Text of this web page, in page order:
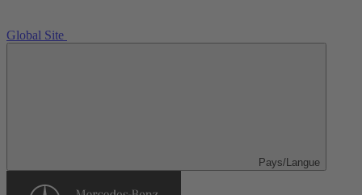
Global Site
Pays/Langue